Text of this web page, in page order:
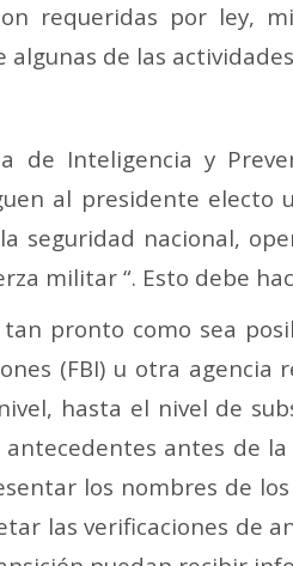
requeridas por ley,
de las
de Inteligencia y
al presidente electo
seguridad nacional,
militar “. Esto debe
pronto como sea
(FBI) u otra
hasta el nivel de
antes de
los nombres de
las verificaciones de